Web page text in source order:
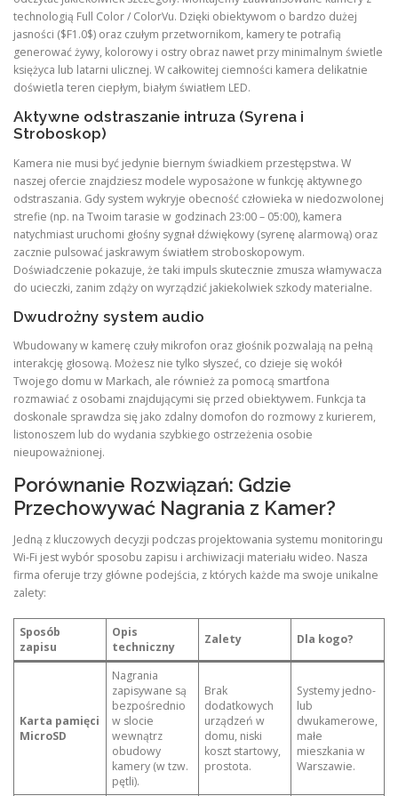
technologią Full Color / ColorVu. Dzięki obiektywom o bardzo dużej
jasności ($F1.0$) oraz czułym przetwornikom, kamery te potrafią
generować żywy, kolorowy i ostry obraz nawet przy minimalnym świetle
księżyca lub latarni ulicznej. W całkowitej ciemności kamera delikatnie
doświetla teren ciepłym, białym światłem LED.
Aktywne odstraszanie intruza (Syrena i
Stroboskop)
Kamera nie musi być jedynie biernym świadkiem przestępstwa. W
naszej ofercie znajdziesz modele wyposażone w funkcję aktywnego
odstraszania. Gdy system wykryje obecność człowieka w niedozwolonej
strefie (np. na Twoim tarasie w godzinach 23:00 – 05:00), kamera
natychmiast uruchomi głośny sygnał dźwiękowy (syrenę alarmową) oraz
zacznie pulsować jaskrawym światłem stroboskopowym.
Doświadczenie pokazuje, że taki impuls skutecznie zmusza włamywacza
do ucieczki, zanim zdąży on wyrządzić jakiekolwiek szkody materialne.
Dwudrożny system audio
Wbudowany w kamerę czuły mikrofon oraz głośnik pozwalają na pełną
interakcję głosową. Możesz nie tylko słyszeć, co dzieje się wokół
Twojego domu w Markach, ale również za pomocą smartfona
rozmawiać z osobami znajdującymi się przed obiektywem. Funkcja ta
doskonale sprawdza się jako zdalny domofon do rozmowy z kurierem,
listonoszem lub do wydania szybkiego ostrzeżenia osobie
nieupoważnionej.
Porównanie Rozwiązań: Gdzie
Przechowywać Nagrania z Kamer?
Jedną z kluczowych decyzji podczas projektowania systemu monitoringu
Wi-Fi jest wybór sposobu zapisu i archiwizacji materiału wideo. Nasza
firma oferuje trzy główne podejścia, z których każde ma swoje unikalne
zalety:
Sposób
zapisu
Opis
techniczny
Zalety Dla kogo?
Karta pamięci
MicroSD
Nagrania
zapisywane są
bezpośrednio
w slocie
wewnątrz
obudowy
kamery (w tzw.
pętli).
Brak
dodatkowych
urządzeń w
domu, niski
koszt startowy,
prostota.
Systemy jedno-
lub
dwukamerowe,
małe
mieszkania w
Warszawie.